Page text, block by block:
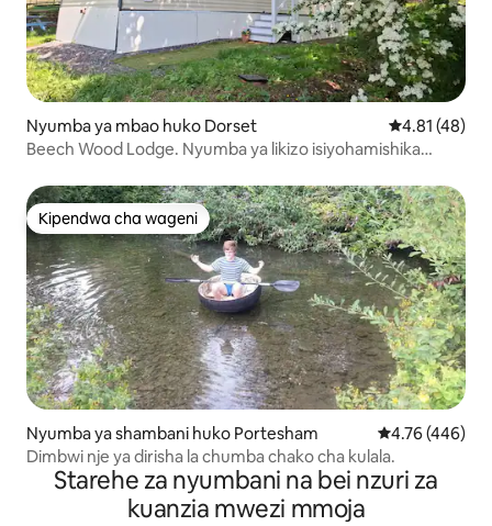
Nyumba ya mbao huko Dorset Ukadiriaji wa
4.81 (48)
Beech Wood Lodge. Nyumba ya likizo isiyohamishika
Kipendwa cha wageni
Kipendwa cha wageni
Nyumba ya shambani huko Portesham Ukadiriaji wa
4.76 (446)
Dimbwi nje ya dirisha la chumba chako cha kulala.
Starehe za nyumbani na bei nzuri za
kuanzia mwezi mmoja